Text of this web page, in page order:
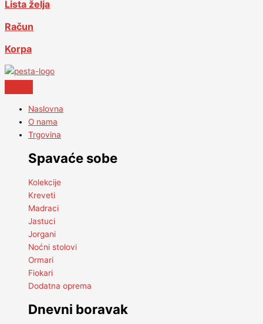
Lista želja
Račun
Korpa
Naslovna
O nama
Trgovina
Spavaće sobe
Kolekcije
Kreveti
Madraci
Jastuci
Jorgani
Noćni stolovi
Ormari
Fiokari
Dodatna oprema
Dnevni boravak